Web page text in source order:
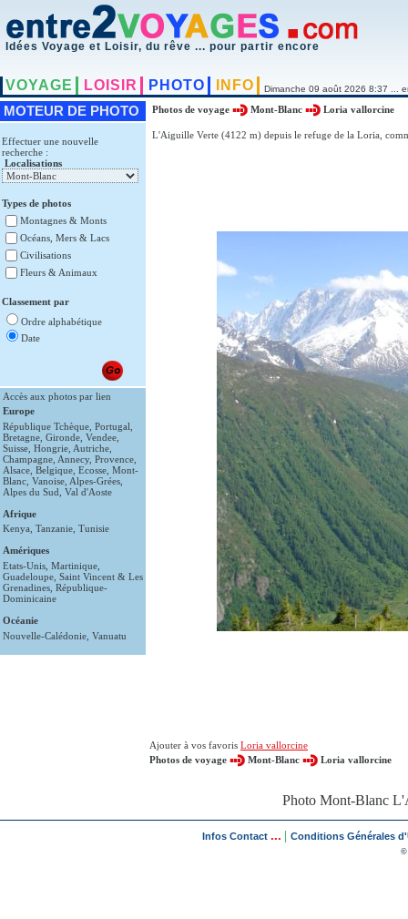
Idées Voyage et Loisir, du rêve ... pour partir encore
VOYAGE LOISIR PHOTO INFO Dimanche 09 août 2026 8:37 ...
MOTEUR DE PHOTO
Effectuer une nouvelle
recherche :
Localisations
Types de photos
Montagnes & Monts
Océans, Mers & Lacs
Civilisations
Fleurs & Animaux
Classement par
Ordre alphabétique
Date
Accès aux photos par lien
Europe
République Tchèque Portugal
Bretagne Gironde Vendee
Suisse Hongrie Autriche
Champagne Annecy, Provence
Alsace Belgique Ecosse Mont-
Blanc Vanoise Alpes-Grées
Alpes du Sud Val d'Aoste
Afrique
Kenya Tanzanie Tunisie
Amériques
Etats-Unis Martinique
Guadeloupe Saint Vincent & Les
Grenadines République-
Dominicaine
Océanie
Nouvelle-Calédonie Vanuatu
Photos de voyage Mont-Blanc Loria vallorcine
L'Aiguille Verte (4122 m) depuis le refuge de la Loria,
Ajouter à vos favoris Loria vallorcine
Photos de voyage
Mont-Blanc Loria vallorcine
Photo Mont-Blanc
Infos Contact ... Conditions Générales
©